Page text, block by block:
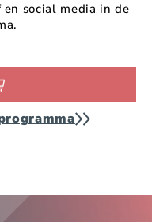
social media in de